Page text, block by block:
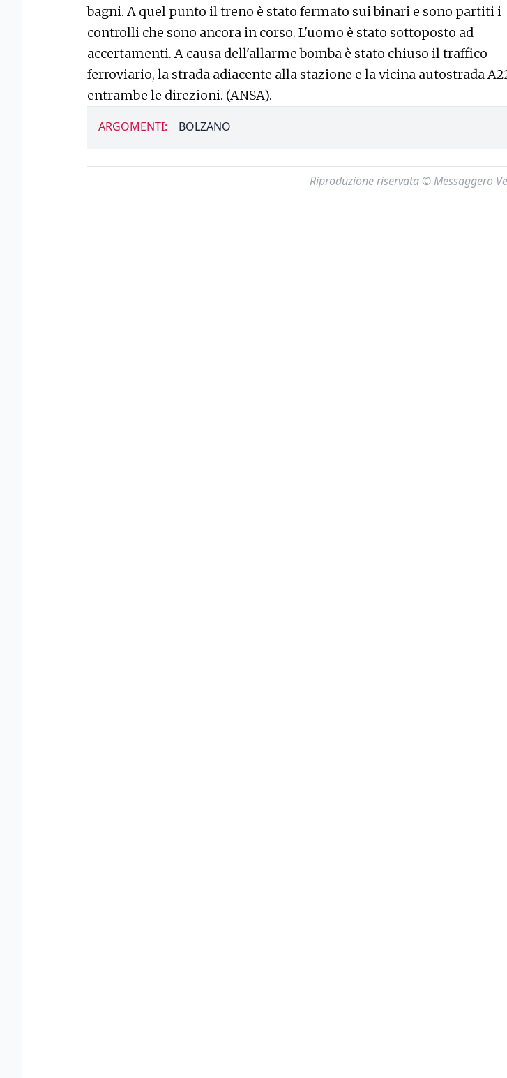
bagni. A quel punto il treno è stato fermato sui binari e sono partiti i
controlli che sono ancora in corso. L'uomo è stato sottoposto ad
accertamenti. A causa dell'allarme bomba è stato chiuso il traffico
ferroviario, la strada adiacente alla stazione e la vicina autostrada
entrambe le direzioni. (ANSA).
ARGOMENTI: BOLZANO
Riproduzione riservata © Messaggero